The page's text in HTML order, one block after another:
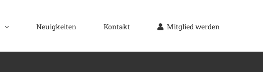
Neuigkeiten Kontakt Mitglied werden